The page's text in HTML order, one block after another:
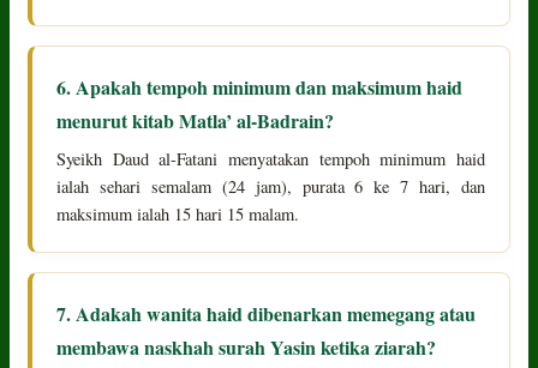
6. Apakah tempoh minimum dan maksimum haid
menurut kitab Matla’ al-Badrain?
Syeikh Daud al-Fatani menyatakan tempoh minimum haid
ialah sehari semalam (24 jam), purata 6 ke 7 hari, dan
maksimum ialah 15 hari 15 malam.
7. Adakah wanita haid dibenarkan memegang atau
membawa naskhah surah Yasin ketika ziarah?